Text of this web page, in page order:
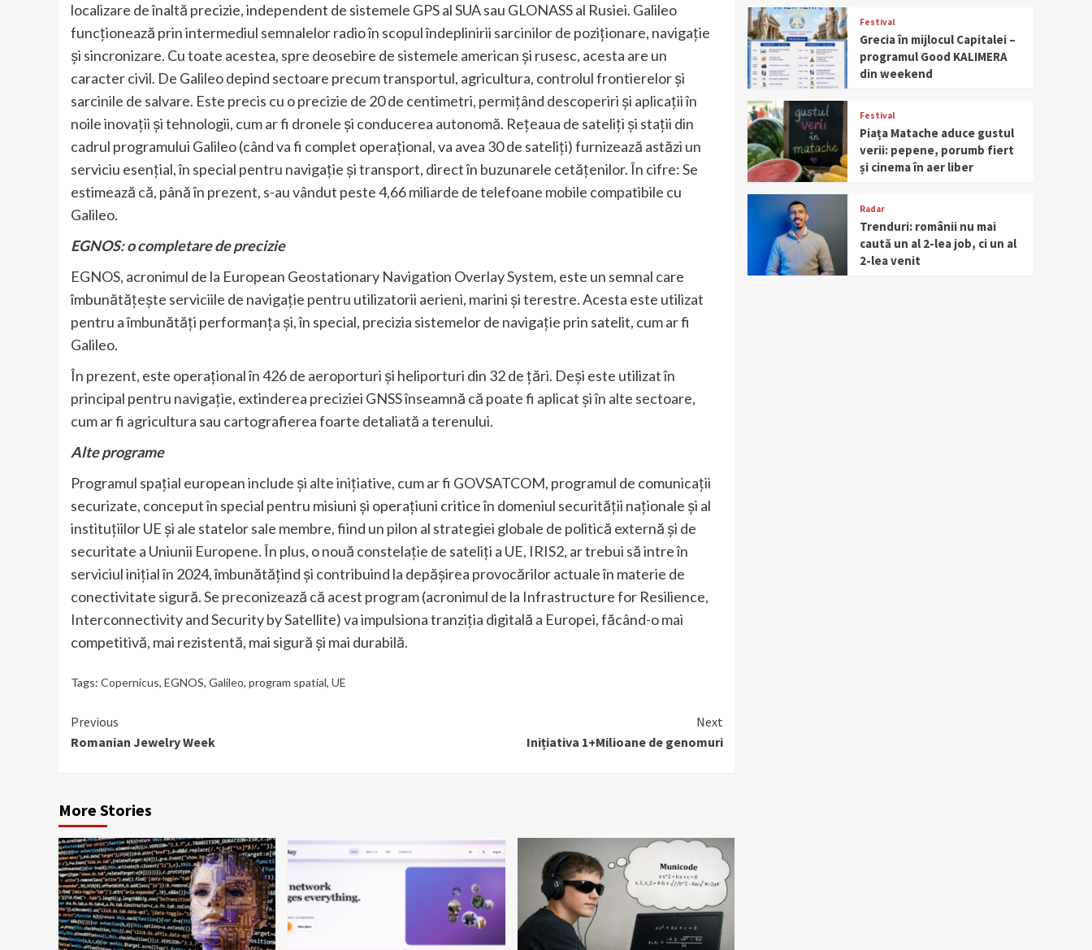
localizare de înaltă precizie, independent de sistemele GPS al SUA sau GLONASS al Rusiei. Galileo
funcționează prin intermediul semnalelor radio în scopul îndeplinirii sarcinilor de poziționare, navigație
și sincronizare. Cu toate acestea, spre deosebire de sistemele american și rusesc, acesta are un
caracter civil. De Galileo depind sectoare precum transportul, agricultura, controlul frontierelor și
sarcinile de salvare. Este precis cu o precizie de 20 de centimetri, permițând descoperiri și aplicații în
noile inovații și tehnologii, cum ar fi dronele și conducerea autonomă. Rețeaua de sateliți și stații din
cadrul programului Galileo (când va fi complet operațional, va avea 30 de sateliți) furnizează astăzi un
serviciu esențial, în special pentru navigație și transport, direct în buzunarele cetățenilor. În cifre: Se
estimează că, până în prezent, s-au vândut peste 4,66 miliarde de telefoane mobile compatibile cu
Galileo.
EGNOS: o completare de precizie
EGNOS, acronimul de la European Geostationary Navigation Overlay System, este un semnal care
îmbunătățește serviciile de navigație pentru utilizatorii aerieni, marini și terestre. Acesta este utilizat
pentru a îmbunătăți performanța și, în special, precizia sistemelor de navigație prin satelit, cum ar fi
Galileo.
În prezent, este operațional în 426 de aeroporturi și heliporturi din 32 de țări. Deși este utilizat în
principal pentru navigație, extinderea preciziei GNSS înseamnă că poate fi aplicat și în alte sectoare,
cum ar fi agricultura sau cartografierea foarte detaliată a terenului.
Alte programe
Programul spațial european include și alte inițiative, cum ar fi GOVSATCOM, programul de comunicații
securizate, conceput în special pentru misiuni și operațiuni critice în domeniul securității naționale și al
instituțiilor UE și ale statelor sale membre, fiind un pilon al strategiei globale de politică externă și de
securitate a Uniunii Europene. În plus, o nouă constelație de sateliți a UE, IRIS2, ar trebui să intre în
serviciul inițial în 2024, îmbunătățind și contribuind la depășirea provocărilor actuale în materie de
conectivitate sigură. Se preconizează că acest program (acronimul de la Infrastructure for Resilience,
Interconnectivity and Security by Satellite) va impulsiona tranziția digitală a Europei, făcând-o mai
competitivă, mai rezistentă, mai sigură și mai durabilă.
Tags: Copernicus, EGNOS, Galileo, program spatial, UE
Continue
Reading
Previous
Romanian Jewelry Week
Next
Inițiativa 1+Milioane de genomuri
More Stories
Festival
Grecia în mijlocul Capitalei –
programul Good KALIMERA
din weekend
Festival
Piața Matache aduce gustul
verii: pepene, porumb fiert
și cinema în aer liber
Radar
Trenduri: românii nu mai
caută un al 2-lea job, ci un al
2-lea venit